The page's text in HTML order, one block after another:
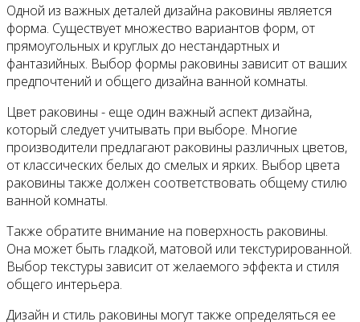
Одной из важных деталей дизайна раковины является
форма. Существует множество вариантов форм, от
прямоугольных и круглых до нестандартных и
фантазийных. Выбор формы раковины зависит от ваших
предпочтений и общего дизайна ванной комнаты.
Цвет раковины - еще один важный аспект дизайна,
который следует учитывать при выборе. Многие
производители предлагают раковины различных цветов,
от классических белых до смелых и ярких. Выбор цвета
раковины также должен соответствовать общему стилю
ванной комнаты.
Также обратите внимание на поверхность раковины.
Она может быть гладкой, матовой или текстурированной.
Выбор текстуры зависит от желаемого эффекта и стиля
общего интерьера.
Дизайн и стиль раковины могут также определяться ее